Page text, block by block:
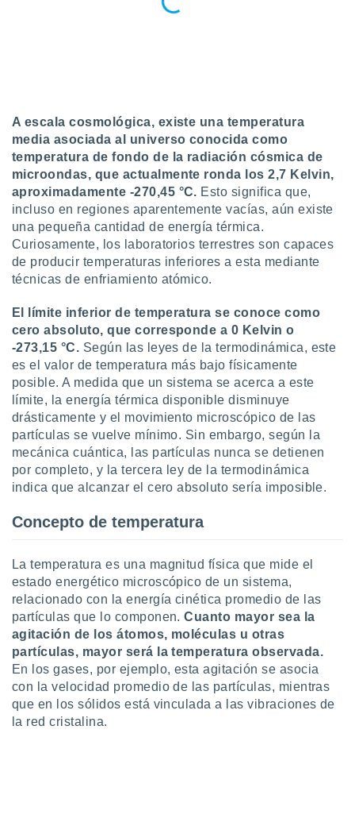
cookies
aceptar
de
sitio
te
de que
el sitio
se
para
ni para
o
aunque
no
Puedes
acceder a
únicos
similares
A escala cosmológica, existe una temperatura
media asociada al universo conocida como
temperatura de fondo de la radiación cósmica de
microondas, que actualmente ronda los 2,7 Kelvin,
aproximadamente -270,45 °C. Esto significa que,
incluso en regiones aparentemente vacías, aún existe
una pequeña cantidad de energía térmica.
Curiosamente, los laboratorios terrestres son capaces
de producir temperaturas inferiores a esta mediante
técnicas de enfriamiento atómico.
El límite inferior de temperatura se conoce como
cero absoluto, que corresponde a 0 Kelvin o
-273,15 °C. Según las leyes de la termodinámica, este
es el valor de temperatura más bajo físicamente
posible. A medida que un sistema se acerca a este
límite, la energía térmica disponible disminuye
drásticamente y el movimiento microscópico de las
partículas se vuelve mínimo. Sin embargo, según la
mecánica cuántica, las partículas nunca se detienen
por completo, y la tercera ley de la termodinámica
indica que alcanzar el cero absoluto sería imposible.
Concepto de temperatura
La temperatura es una magnitud física que mide el
estado energético microscópico de un sistema,
relacionado con la energía cinética promedio de las
partículas que lo componen.Cuanto mayor sea la
agitación de los átomos, moléculas u otras
partículas, mayor será la temperatura observada.
En los gases, por ejemplo, esta agitación se asocia
con la velocidad promedio de las partículas, mientras
que en los sólidos está vinculada a las vibraciones de
la red cristalina.